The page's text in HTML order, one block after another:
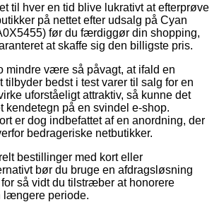
til hver en tid blive lukrativt at efterprøve
på nettet efter udsalg på Cyan
før du færdiggør din shopping,
at skaffe sig den billigste pris.
mindre være så påvagt, at ifald en
tilbyder bedst i test varer til salg for en
uforståeligt attraktiv, så kunne det
kendetegn på en svindel e-shop.
er dog indbefattet af en anordning, der
bedrageriske netbutikker.
bestillinger med kort eller
bør du bruge en afdragsløsning
så vidt du tilstræber at honorere
længere periode.